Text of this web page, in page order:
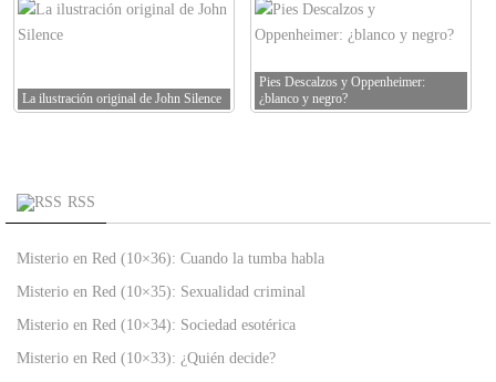
La ilustración original de John Silence
Pies Descalzos y Oppenheimer:
¿blanco y negro?
RSS
Misterio en Red (10×36): Cuando la tumba habla
Misterio en Red (10×35): Sexualidad criminal
Misterio en Red (10×34): Sociedad esotérica
Misterio en Red (10×33): ¿Quién decide?